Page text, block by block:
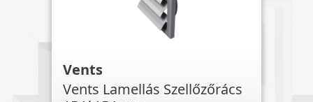
Vents
Vents Lamellás Szellőzőrács